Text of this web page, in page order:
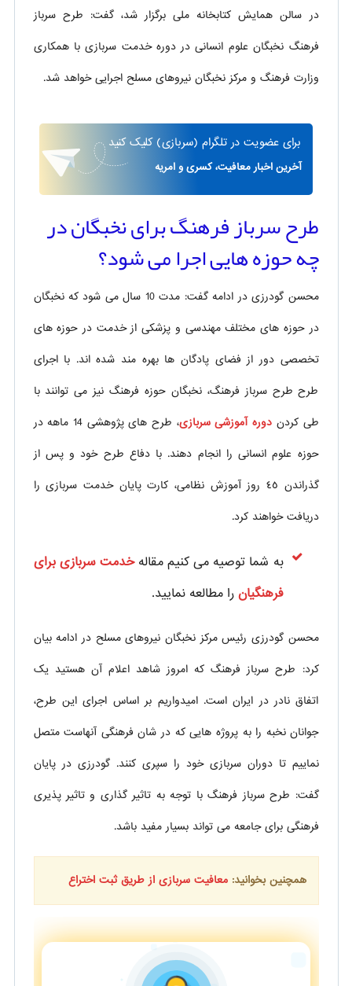
در سالن همایش کتابخانه ملی برگزار شد، گفت: طرح سرباز
فرهنگ نخبگان علوم انسانی در دوره خدمت سربازی با همکاری
وزارت فرهنگ و مرکز نخبگان نیروهای مسلح اجرایی خواهد شد.
برای عضویت در تلگرام (سربازی) کلیک کنید
آخرین اخبار معافیت، کسری و امریه
طرح سرباز فرهنگ برای نخبگان در
چه حوزه هایی اجرا می شود؟
محسن گودرزی در ادامه گفت: مدت 10 سال می شود که نخبگان
در حوزه های مختلف مهندسی و پزشکی از خدمت در حوزه های
تخصصی دور از فضای پادگان ها بهره مند شده اند. با اجرای
طرح طرح سرباز فرهنگ، نخبگان حوزه فرهنگ نیز می توانند با
طی کردن دوره آموزشی سربازی
، طرح های پژوهشی 14 ماهه در
حوزه علوم انسانی را انجام دهند. با دفاع طرح خود و پس از
گذراندن ٤٥ روز آموزش نظامی، کارت پایان خدمت سربازی را
دریافت خواهند کرد.
به شما توصیه می کنیم مقاله خدمت سربازی برای
فرهنگیان را مطالعه نمایید.
محسن گودرزی رئیس مرکز نخبگان نیروهای مسلح در ادامه بیان
کرد: طرح سرباز فرهنگ که امروز شاهد اعلام آن هستید یک
اتفاق نادر در ایران است. امیدواریم بر اساس اجرای این طرح،
جوانان نخبه را به پروژه هایی که در شان فرهنگی آنهاست متصل
نماییم تا دوران سربازی خود را سپری کنند. گودرزی در پایان
گفت: طرح سرباز فرهنگ با توجه به تاثیر گذاری و تاثیر پذیری
فرهنگی برای جامعه می تواند بسیار مفید باشد.
همچنین بخوانید:معافیت سربازی از طریق ثبت اختراع